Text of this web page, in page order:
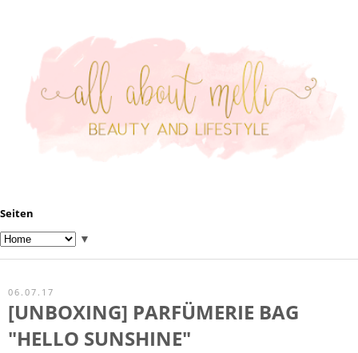
Seiten
▼
06.07.17
[UNBOXING] PARFÜMERIE BAG
"HELLO SUNSHINE"